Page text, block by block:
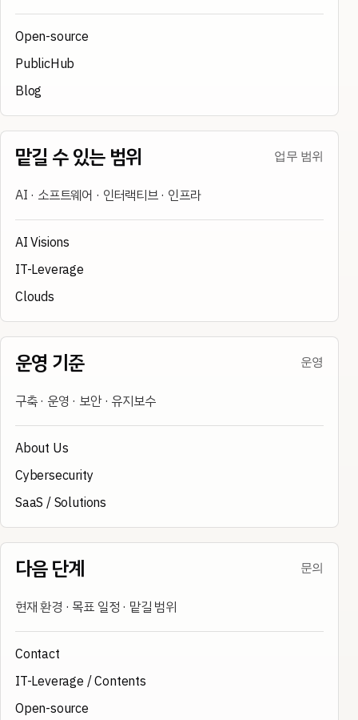
Open-source
PublicHub
Blog
맡길 수 있는 범위 업무 범위
AI · 소프트웨어 · 인터랙티브 · 인프라
AI Visions
IT-Leverage
Clouds
운영 기준 운영
구축 · 운영 · 보안 · 유지보수
About Us
Cybersecurity
SaaS / Solutions
다음 단계 문의
현재 환경 · 목표 일정 · 맡길 범위
Contact
IT-Leverage / Contents
Open-source